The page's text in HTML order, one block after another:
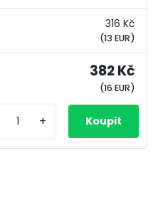
316 Kč
(13 EUR)
382 Kč
(16 EUR)
+